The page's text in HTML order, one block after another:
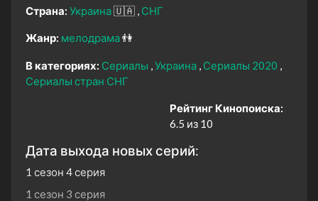
Страна: Украина🇺🇦 СНГ
Жанр: мелодрама👫
В категориях: Сериалы Украина Сериалы 2020
Сериалы стран СНГ
Рейтинг Кинопоиска:
6.5 из 10
Дата выхода новых серий:
1 сезон 4 серия
1 сезон 3 серия